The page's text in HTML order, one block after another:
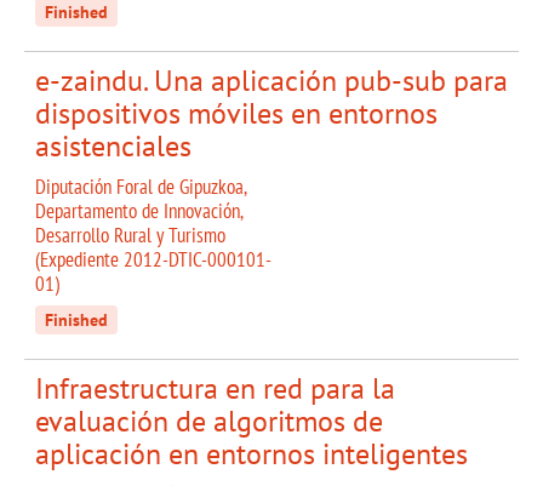
Finished
e-zaindu. Una aplicación pub-sub para
dispositivos móviles en entornos
asistenciales
Diputación Foral de Gipuzkoa,
Departamento de Innovación,
Desarrollo Rural y Turismo
(Expediente 2012-DTIC-000101-
01)
Finished
Infraestructura en red para la
evaluación de algoritmos de
aplicación en entornos inteligentes